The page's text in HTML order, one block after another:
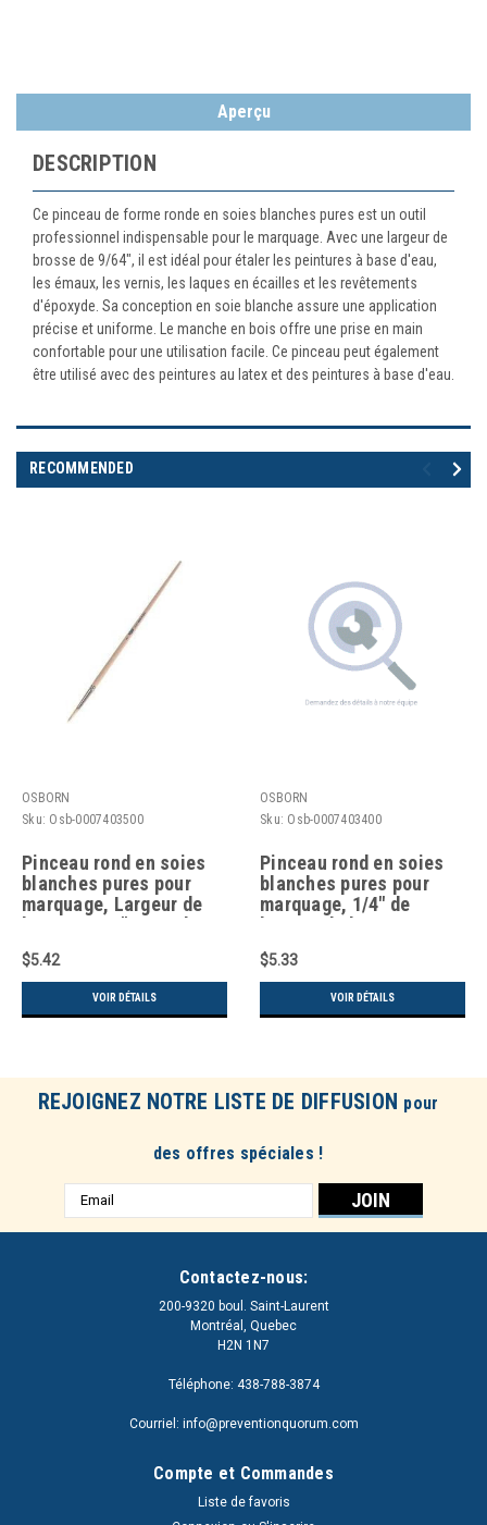
Aperçu
DESCRIPTION
Ce pinceau de forme ronde en soies blanches pures est un outil
professionnel indispensable pour le marquage. Avec une largeur de
brosse de 9/64", il est idéal pour étaler les peintures à base d'eau,
les émaux, les vernis, les laques en écailles et les revêtements
d'époxyde. Sa conception en soie blanche assure une application
précise et uniforme. Le manche en bois offre une prise en main
confortable pour une utilisation facile. Ce pinceau peut également
être utilisé avec des peintures au latex et des peintures à base d'eau.
RECOMMENDED
OSBORN
Sku: Osb-0007403500
Pinceau rond en soies
blanches pures pour
marquage, Largeur de
brosse 9/32", Manche
$5.42
VOIR DÉTAILS
OSBORN
Sku: Osb-0007403400
Pinceau rond en soies
blanches pures pour
marquage, 1/4" de
largeur de brosse,
$5.33
VOIR DÉTAILS
REJOIGNEZ NOTRE LISTE DE DIFFUSION pour
des offres spéciales !
Adresse
e-
Contactez-nous:
200-9320 boul. Saint-Laurent
Montréal, Quebec
H2N 1N7
Téléphone: 438-788-3874
Courriel: info@preventionquorum.com
Compte et Commandes
Liste de favoris